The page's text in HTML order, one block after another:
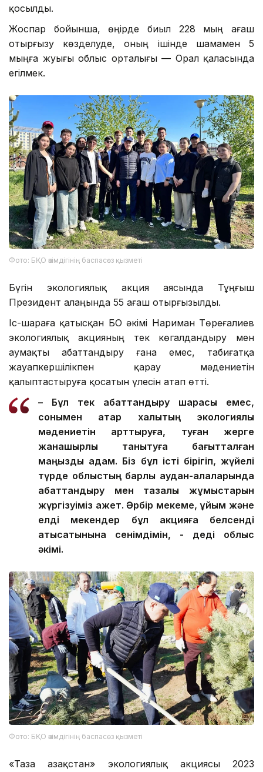
қосылды.
Жоспар бойынша, өңірде биыл 228 мың ағаш
отырғызу көзделуде, оның ішінде шамамен 5
мыңға жуығы облыс орталығы — Орал қаласында
егілмек.
Фото: БҚО әкімдігінің баспасөз қызметі
Бүгін экологиялық акция аясында Тұңғыш
Президент алаңында 55 ағаш отырғызылды.
Іс-шараға қатысқан БҚО әкімі Нариман Төреғалиев
экологиялық акцияның тек көгалдандыру мен
аумақты абаттандыру ғана емес, табиғатқа
жауапкершілікпен қарау мәдениетін
қалыптастыруға қосатын үлесін атап өтті.
– Бұл тек абаттандыру шарасы емес,
сонымен қатар халықтың экологиялық
мәдениетін арттыруға, туған жерге
жанашырлық танытуға бағытталған
маңызды қадам. Біз бұл істі бірігіп, жүйелі
түрде облыстың барлық аудан-қалаларында
абаттандыру мен тазалық жұмыстарын
жүргізуіміз қажет. Әрбір мекеме, ұйым және
елді мекендер бұл акцияға белсенді
қатысатынына сенімдімін, - деді облыс
әкімі.
Фото: БҚО әкімдігінің баспасөз қызметі
«Таза Қазақстан» экологиялық акциясы 2023